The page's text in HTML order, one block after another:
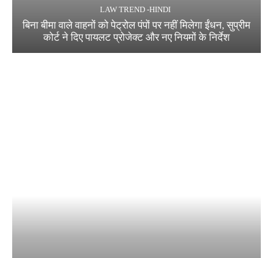
LAW TREND -HINDI
बिना बीमा वाले वाहनों को पेट्रोल पंपों पर नहीं मिलेगा ईंधन, सुप्रीम
कोर्ट ने दिए पायलट प्रोजेक्ट और नए नियमों के निर्देश